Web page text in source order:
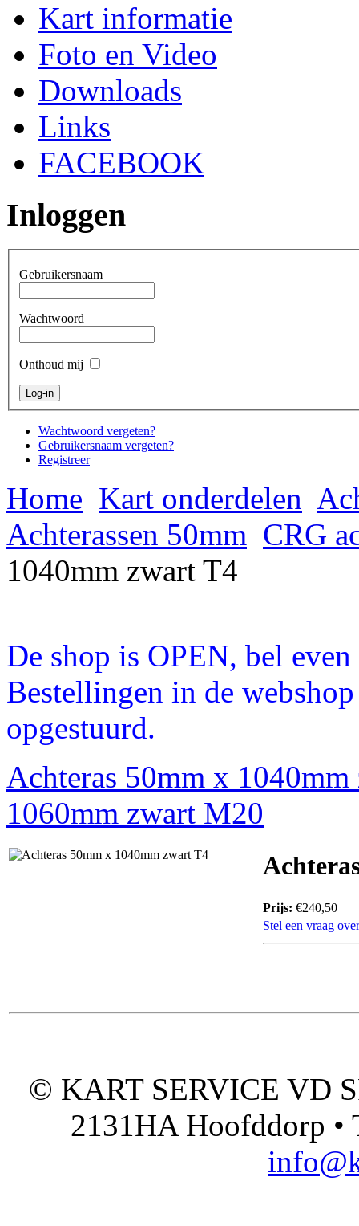
Kart informatie
Foto en Video
Downloads
Links
FACEBOOK
Inloggen
Gebruikersnaam
Wachtwoord
Onthoud mij
Wachtwoord vergeten?
Gebruikersnaam vergeten?
Registreer
Home Kart onderdelen
Achterassen 50mm CRG
1040mm zwart T4
De shop is OPEN, bel
Bestellingen in de
opgestuurd.
Achteras 50mm x
1060mm zwart M20
Prijs: €240,50
Stel een vraag
© KART SERVICE VD
2131HA Hoofddorp •